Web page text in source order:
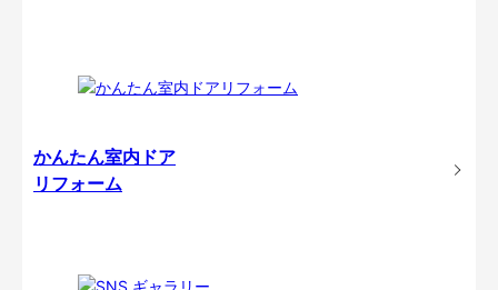
かんたん室内ドア
リフォーム